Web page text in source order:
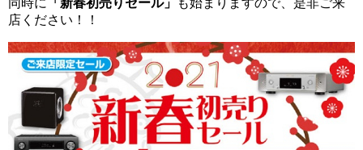
同時に 「新春初売りセール」
も始まりますので、是非ご来
店ください！！